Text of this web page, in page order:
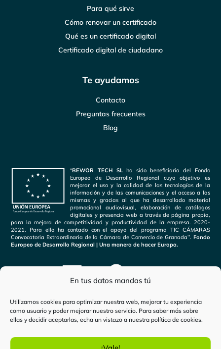
En tus datos mandas tú
Utilizamos cookies para optimizar nuestra web, mejorar tu experiencia
como usuario y poder mejorar nuestro servicio. Para saber más sobre
ellas y decidir aceptarlas, echa un vistazo a nuestra política de cookies.
Para qué sirve
Cómo renovar un certificado
Qué es un certificado digital
Certificado digital de ciudadano
Te ayudamos
Contacto
Preguntas frecuentes
Blog
“BEWOR TECH SLha sido beneficiaria del Fondo
Europeo de Desarrollo Regional cuyo objetivo es
mejorar el uso y la calidad de las tecnologías de la
información y de las comunicaciones y el acceso a las
mismas y gracias al que ha desarrollado material
promocional audiovisual, elaboración de catálogos
digitales y presencia web a través de página propia,
para la mejora de competitividad y productividad de la empresa. 2020-
2021. Para ello ha contado con el apoyo del programa TIC CÁMARAS
Convocatoria Extraordinaria de la Cámara de Comercio de Granada’’. Fondo
Europeo de Desarrollo Regional | Una manera de hacer Europa.